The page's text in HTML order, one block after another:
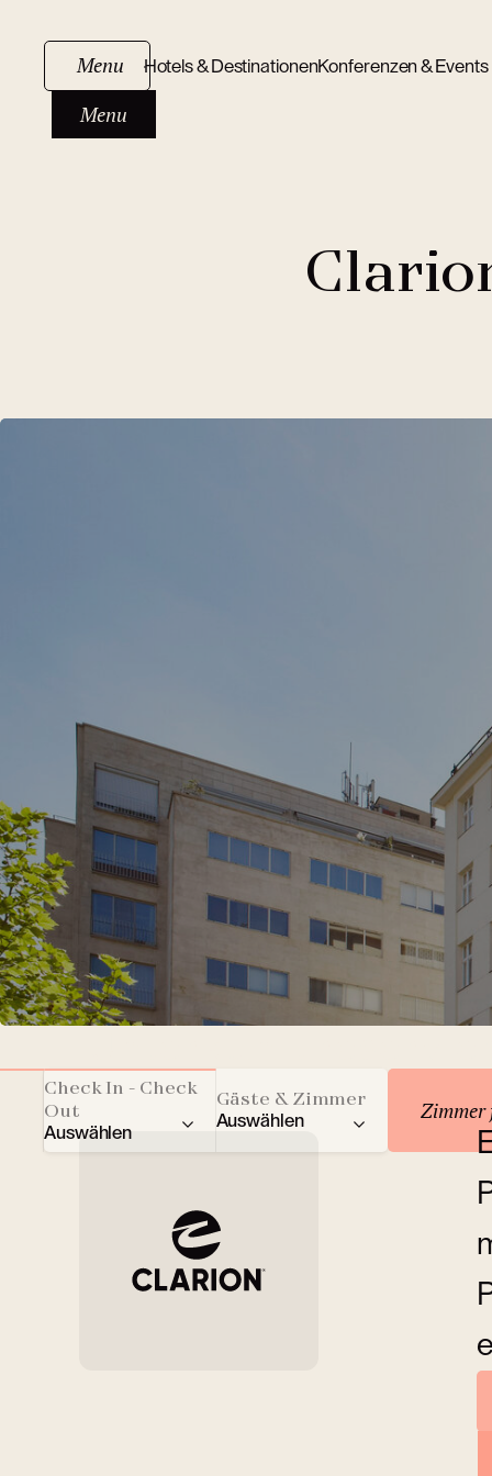
Menu
Menu
Hotels & DestinationenKonferenzen & Events
Check In - Check
Out
Auswählen
Gäste & Zimmer
Auswählen
Kinder
Zimmer